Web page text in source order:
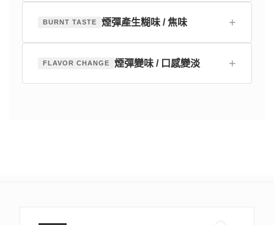
BURNT TASTE 煙彈產生糊味 / 焦味 +
FLAVOR CHANGE 煙彈變味 / 口感變淡 +